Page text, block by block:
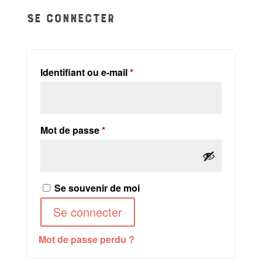
Se connecter
Identifiant ou e-mail*Obligatoire
Mot de passe*Obligatoire
Se souvenir de moi
Se connecter
Mot de passe perdu ?